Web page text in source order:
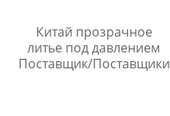
Китай прозрачное
литье под давлением
Поставщик/Поставщики